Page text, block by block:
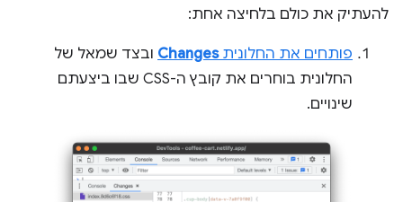
להעתיק את כולם בלחיצה אחת:
פותחים את החלוניתChanges ובצד שמאל של
החלונית בוחרים את קובץ ה-CSS שבו ביצעתם
שינויים.